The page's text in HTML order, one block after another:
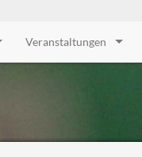
Veranstaltungen